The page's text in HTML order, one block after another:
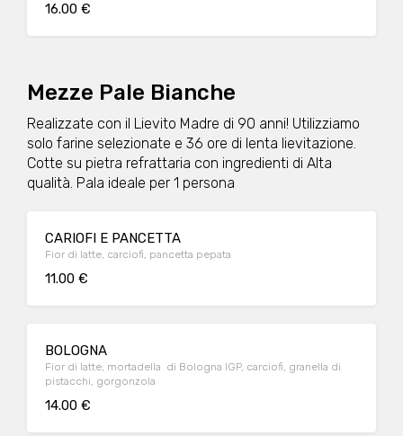
16.00 €
Mezze Pale Bianche
Realizzate con il Lievito Madre di 90 anni! Utilizziamo
solo farine selezionate e 36 ore di lenta lievitazione.
Cotte su pietra refrattaria con ingredienti di Alta
qualità. Pala ideale per 1 persona
CARIOFI E PANCETTA
Fior di latte, carciofi, pancetta pepata
11.00 €
BOLOGNA
Fior di latte, mortadella di Bologna IGP, carciofi, granella di
pistacchi, gorgonzola
14.00 €